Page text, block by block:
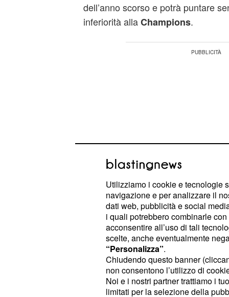
dell’anno scorso e potrà puntare
inferiorità allaChampions.
Assalto alla
La squadra di Allegri ora può
almeno due campioni per ogni
la premiata ditta “BBC” (Bonucci,
due riserve importanti come
Utilizziamo i cookie e tecnologie
navigazione e per analizzare il
dati web, pubblicità e social
i quali potrebbero combinarle
acconsentire all’uso di tali
scelte, anche eventualmente
“Personalizza”.
Chiudendo questo banner
non consentono l’utilizzo di
Noi e i nostri partner trattiamo i
limitati per la selezione della